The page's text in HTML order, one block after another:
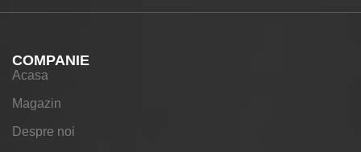
COMPANIE
Acasa
Magazin
Despre noi